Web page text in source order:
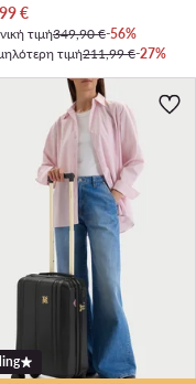
τιμή
€
τιμή349,90 €-56%
τιμή211,99 €-27%